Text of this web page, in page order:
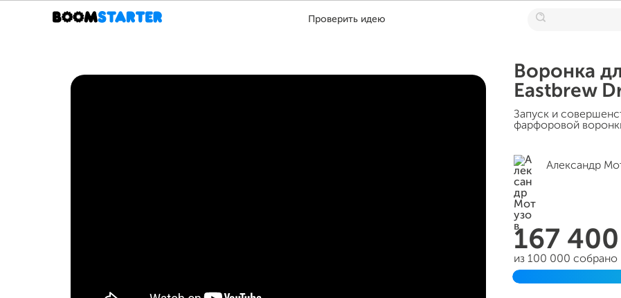
Проверить идею
Воронка
Eastbrew
Запуск и
фарфоровой
Александр
167 400
из 100 000 собрано